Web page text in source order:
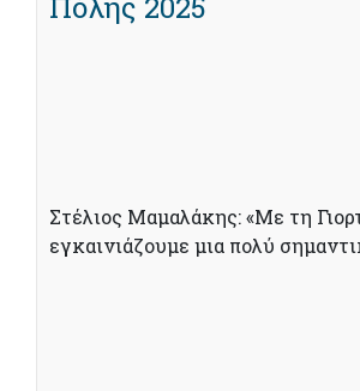
Στέλιος Μαμαλάκης: «Με τη
εγκαινιάζουμε μια πολύ